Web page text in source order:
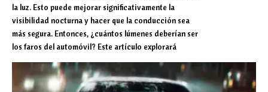
la luz. Esto puede mejorar significativamente la
visibilidad nocturna y hacer que la conducción sea
más segura. Entonces, ¿cuántos lúmenes deberían ser
los faros del automóvil? Este artículo explorará